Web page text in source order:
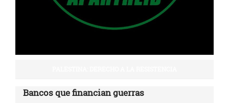
Bancos que financian guerras